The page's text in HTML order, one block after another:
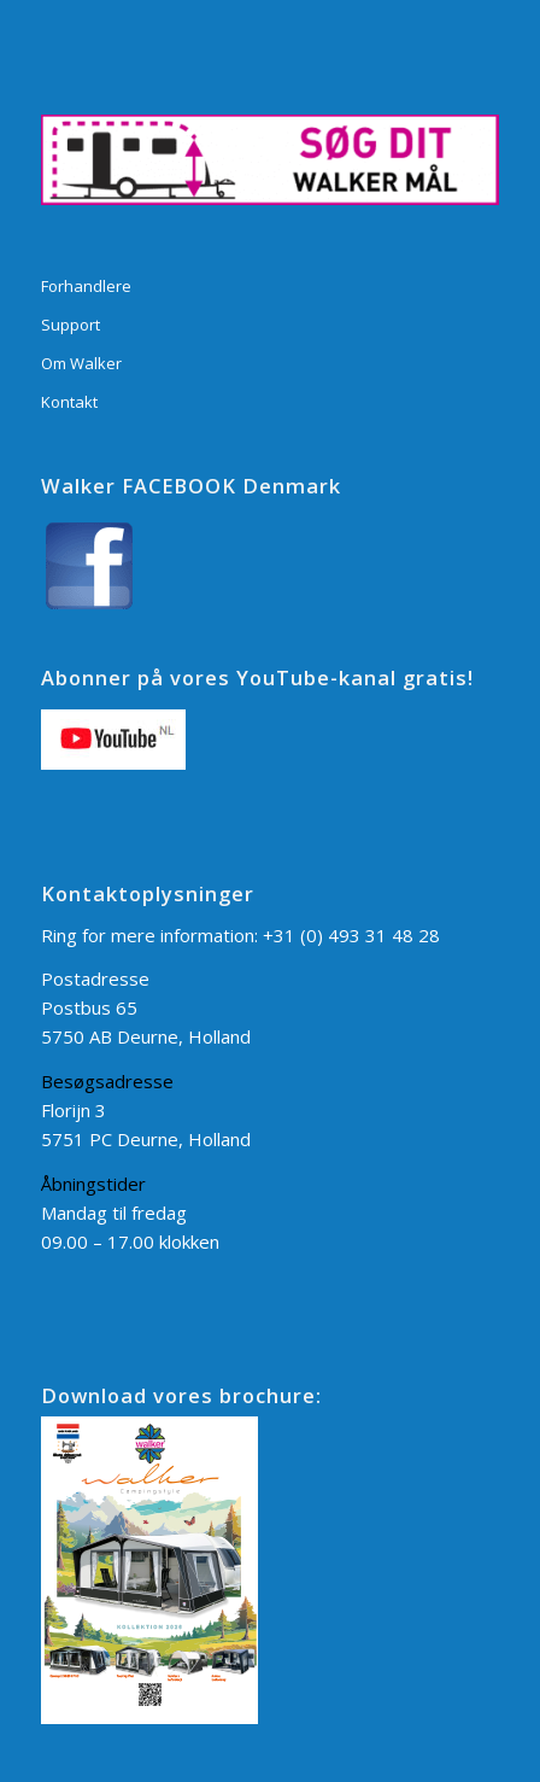
Forhandlere
Support
Om Walker
Kontakt
Walker FACEBOOK Denmark
Abonner på vores YouTube-kanal gratis!
Kontaktoplysninger
Ring for mere information: +31 (0) 493 31 48 28
Postadresse
Postbus 65
5750 AB Deurne, Holland
Besøgsadresse
Florijn 3
5751 PC Deurne, Holland
Åbningstider
Mandag til fredag
09.00 – 17.00 klokken
Download vores brochure: